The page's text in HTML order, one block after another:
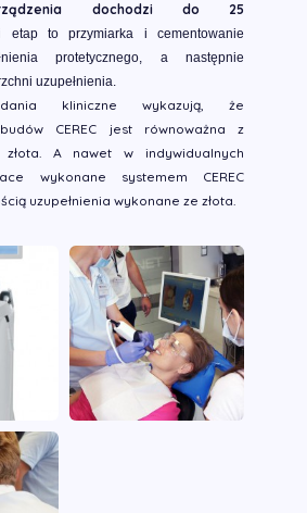
dochodzi do 25
etap to przymiarka i cementowanie
protetycznego, a następnie
uzupełnienia.
kliniczne wykazują, że
CEREC jest równoważna z
A nawet w indywidualnych
wykonane systemem CEREC
uzupełnienia wykonane ze złota.